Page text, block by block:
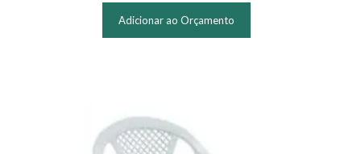
Adicionar ao Orçamento